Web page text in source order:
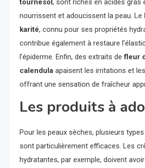
tournesol, sont riches en acides gras
nourrissent et adoucissent la peau. Le
karité, connu pour ses propriétés
contribue également à restaure
l’épiderme. Enfin, des extraits defleur
calendula apaisent les irritations et
offrant une sensation de fraîcheur
Les produits à
Pour les peaux sèches, plusieurs
sont particulièrement efficaces. Les
hydratantes, par exemple, doivent